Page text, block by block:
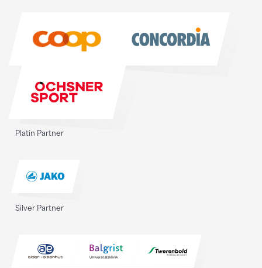
Platin Partner
Silver Partner